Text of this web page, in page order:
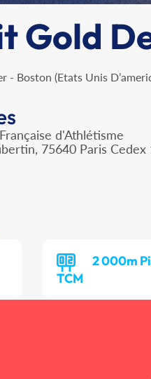
Gold
- Boston (Etats Unis
d'Athlétisme
75640 Paris Cedex
2 000m
TCM